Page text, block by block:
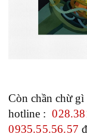
Còn chần chừ
hotline :
0935.55.56.57